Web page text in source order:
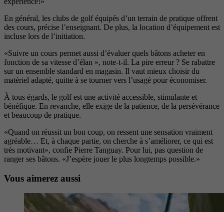
En général, les clubs de golf équipés d’un terrain de pratique offrent
des cours, précise l’enseignant. De plus, la location d’équipement est
incluse lors de l’initiation.
«Suivre un cours permet aussi d’évaluer quels bâtons acheter en
fonction de sa vitesse d’élan », note-t-il. La pire erreur ? Se rabattre
sur un ensemble standard en magasin. Il vaut mieux choisir du
matériel adapté, quitte à se tourner vers l’usagé pour économiser.
À tous égards, le golf est une activité accessible, stimulante et
bénéfique. En revanche, elle exige de la patience, de la persévérance
et beaucoup de pratique.
«Quand on réussit un bon coup, on ressent une sensation vraiment
agréable… Et, à chaque partie, on cherche à s’améliorer, ce qui est
très motivant», confie Pierre Tanguay. Pour lui, pas question de
ranger ses bâtons. «J’espère jouer le plus longtemps possible.»
Vous aimerez aussi